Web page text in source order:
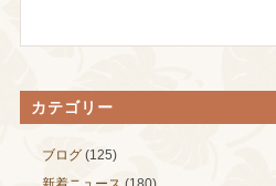
カテゴリー
ブログ(125)